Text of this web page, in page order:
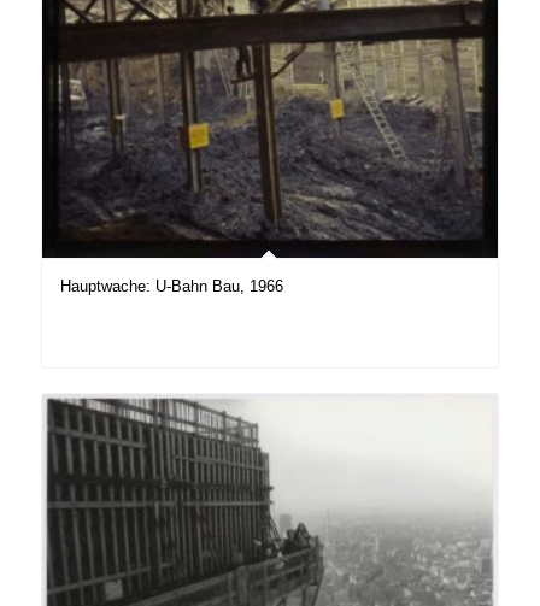
Hauptwache: U-Bahn Bau, 1966